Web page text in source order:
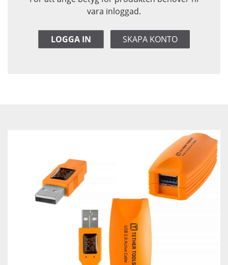
vara inloggad.
LOGGA IN SKAPA KONTO